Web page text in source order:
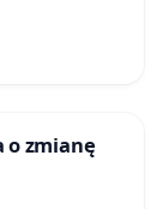
o zmianę